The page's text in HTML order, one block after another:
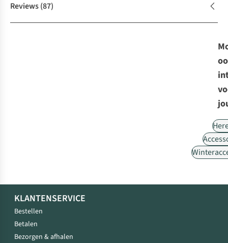
Reviews(87)
KLANTENSERVICE
Bestellen
Betalen
Bezorgen & afhalen